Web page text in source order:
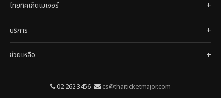
ไทยทิคเก็ตเมเจอร์
บริการ
ช่วยเหลือ
02 262 3456 cs@thaiticketmajor.com